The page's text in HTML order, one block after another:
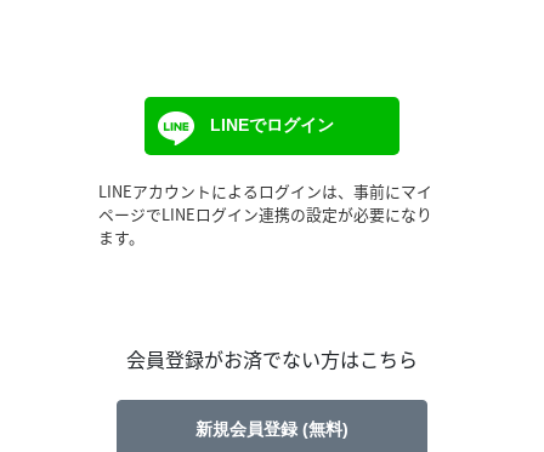
LINEでログイン
LINEアカウントによるログインは、事前にマイ
ページでLINEログイン連携の設定が必要になり
ます。
会員登録がお済でない方はこちら
新規会員登録 (無料)